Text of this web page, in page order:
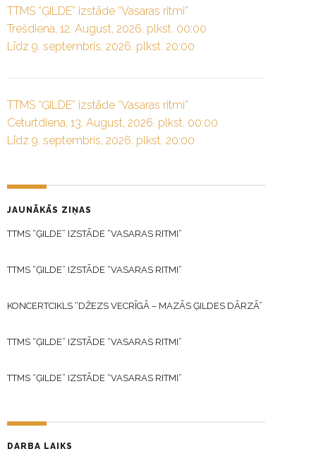
TTMS “ĢILDE” izstāde “Vasaras ritmi”
Trešdiena, 12. August, 2026. plkst. 00:00
Līdz 9. septembris, 2026. plkst. 20:00
TTMS “ĢILDE” izstāde “Vasaras ritmi”
Ceturtdiena, 13. August, 2026. plkst. 00:00
Līdz 9. septembris, 2026. plkst. 20:00
JAUNĀKĀS ZIŅAS
TTMS “ĢILDE” IZSTĀDE “VASARAS RITMI”
TTMS “ĢILDE” IZSTĀDE “VASARAS RITMI”
KONCERTCIKLS “DŽEZS VECRĪGĀ – MAZĀS ĢILDES DĀRZĀ”
TTMS “ĢILDE” IZSTĀDE “VASARAS RITMI”
TTMS “ĢILDE” IZSTĀDE “VASARAS RITMI”
DARBA LAIKS